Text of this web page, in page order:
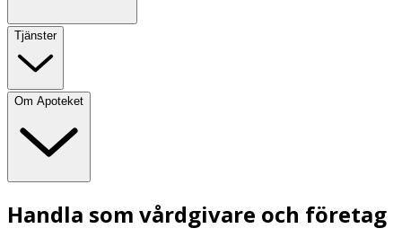
Tjänster
Om Apoteket
Handla som vårdgivare och företag